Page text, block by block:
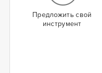
Предложить свой
инструмент